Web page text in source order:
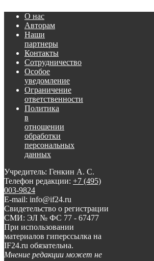
О нас
Авторам
Наши
партнеры
Контакты
Сотрудничество
Особое
уведомление
Ограничение
ответственности
Политика
в
отношении
обработки
персональных
данных
Учредитель: Генкин А. С.
Телефон редакции: +7 (495)
003-9824
E-mail: info@if24.ru
Свидетельство о регистрации
СМИ: ЭЛ № ФС 77 - 67477
При использовании
материалов гиперссылка на
IF24.ru обязательна.
Мнение редакции может не